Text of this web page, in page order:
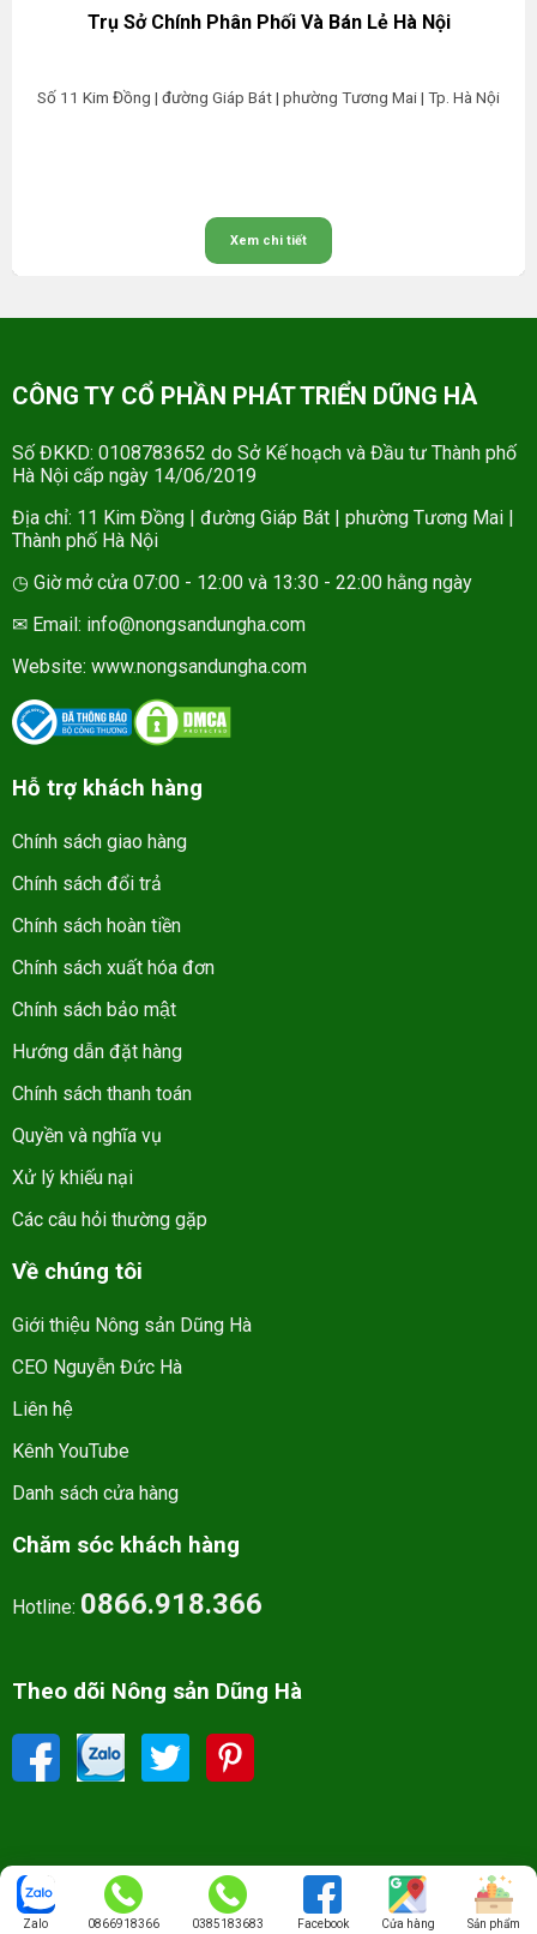
Trụ Sở Chính Phân Phối Và Bán Lẻ Hà Nội
Số 11 Kim Đồng | đường Giáp Bát | phường Tương Mai | Tp. Hà Nội
Xem chi tiết
CÔNG TY CỔ PHẦN PHÁT TRIỂN DŨNG HÀ
Số ĐKKD: 0108783652 do Sở Kế hoạch và Đầu tư Thành phố
Hà Nội cấp ngày 14/06/2019
Địa chỉ: 11 Kim Đồng | đường Giáp Bát | phường Tương Mai |
Thành phố Hà Nội
◷ Giờ mở cửa 07:00 - 12:00 và 13:30 - 22:00 hằng ngày
✉ Email: info@nongsandungha.com
Website: www.nongsandungha.com
Hỗ trợ khách hàng
Chính sách giao hàng
Chính sách đổi trả
Chính sách hoàn tiền
Chính sách xuất hóa đơn
Chính sách bảo mật
Hướng dẫn đặt hàng
Chính sách thanh toán
Quyền và nghĩa vụ
Xử lý khiếu nại
Các câu hỏi thường gặp
Về chúng tôi
Giới thiệu Nông sản Dũng Hà
CEO Nguyễn Đức Hà
Liên hệ
Kênh YouTube
Danh sách cửa hàng
Chăm sóc khách hàng
Hotline: 0866.918.366
Theo dõi Nông sản Dũng Hà
Tất cả bản quyền thuộc về nongsandungha.com. - All right reserved
Zalo 0866918366 0385183683 Facebook Cửa hàng Sản phẩm